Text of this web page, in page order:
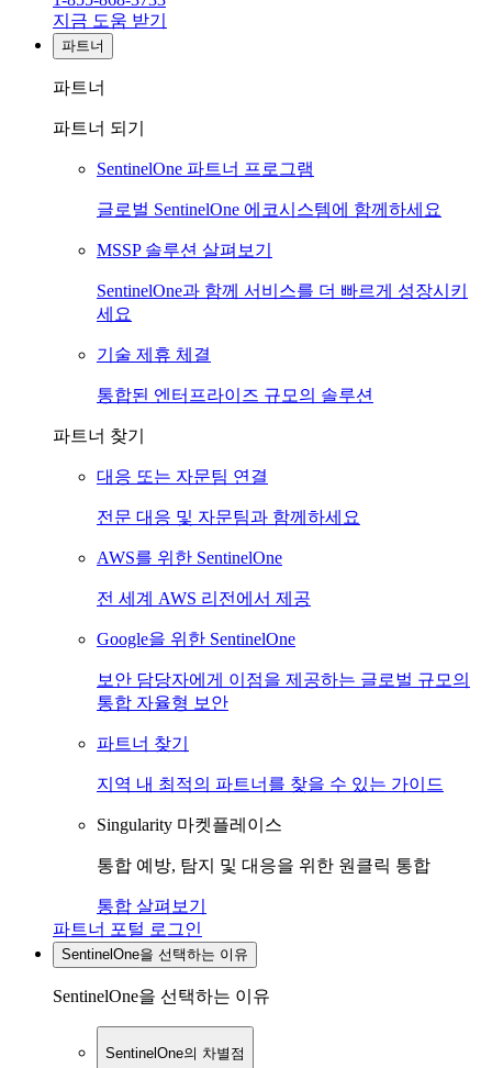
지금 도움 받기
파트너
파트너
파트너 되기
SentinelOne 파트너 프로그램
글로벌 SentinelOne 에코시스템에 함께하세요
MSSP 솔루션 살펴보기
SentinelOne과 함께 서비스를 더 빠르게 성장시키
세요
기술 제휴 체결
통합된 엔터프라이즈 규모의 솔루션
파트너 찾기
대응 또는 자문팀 연결
전문 대응 및 자문팀과 함께하세요
AWS를 위한 SentinelOne
전 세계 AWS 리전에서 제공
Google을 위한 SentinelOne
보안 담당자에게 이점을 제공하는 글로벌 규모의
통합 자율형 보안
파트너 찾기
지역 내 최적의 파트너를 찾을 수 있는 가이드
Singularity 마켓플레이스
통합 예방, 탐지 및 대응을 위한 원클릭 통합
통합 살펴보기
파트너 포털 로그인
SentinelOne을 선택하는 이유
SentinelOne을 선택하는 이유
SentinelOne의 차별점